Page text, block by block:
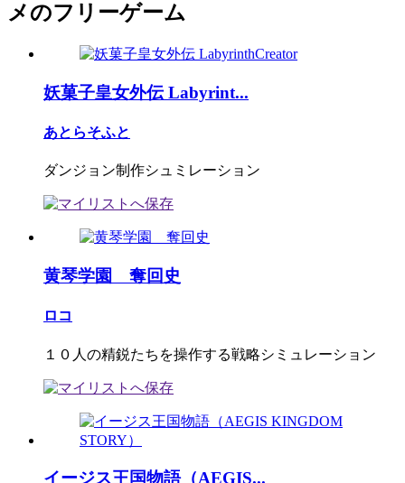
メのフリーゲーム
妖菓子皇女外伝 Labyrint...
あとらそふと
ダンジョン制作シュミレーション
黄琴学園 奪回史
ロコ
１０人の精鋭たちを操作する戦略シミュレーション
イージス王国物語（AEGIS...